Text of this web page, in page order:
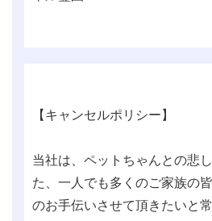
【キャンセルポリシー】
当社は、ペットちゃんとの悲
た、一人でも多くのご家族の
のお手伝いさせて頂きたいと